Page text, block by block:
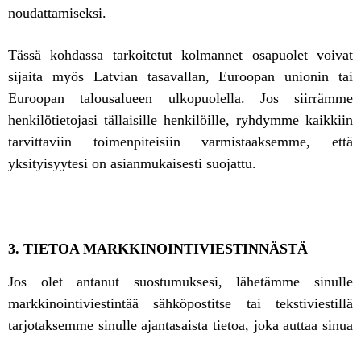
noudattamiseksi.
Tässä kohdassa tarkoitetut kolmannet osapuolet voivat
sijaita myös Latvian tasavallan, Euroopan unionin tai
Euroopan talousalueen ulkopuolella. Jos siirrämme
henkilötietojasi tällaisille henkilöille, ryhdymme kaikkiin
tarvittaviin toimenpiteisiin varmistaaksemme, että
yksityisyytesi on asianmukaisesti suojattu.
3. TIETOA MARKKINOINTIVIESTINNÄSTÄ
Jos olet antanut suostumuksesi, lähetämme sinulle
markkinointiviestintää sähköpostitse tai tekstiviestillä
tarjotaksemme sinulle ajantasaista tietoa, joka auttaa sinua